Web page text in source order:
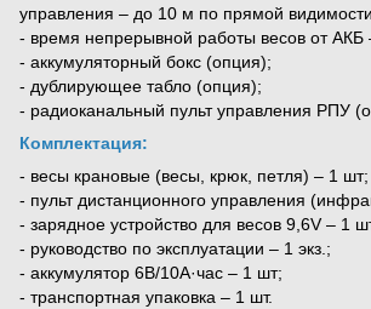
управления – до 10 м по прямой
- время непрерывной работы весов от АКБ
- аккумуляторный бокс (опция);
- дублирующее табло (опция);
- радиоканальный пульт управления РПУ
Комплектация:
- весы крановые (весы, крюк, петля) – 1 шт;
- пульт дистанционного управления
- зарядное устройство для весов 9,6V – 1
- руководство по эксплуатации – 1 экз.;
- аккумулятор 6В/10А·час – 1 шт;
- транспортная упаковка – 1 шт.